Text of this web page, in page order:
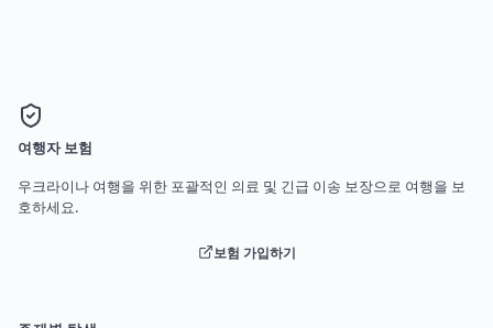
여행자 보험
우크라이나 여행을 위한 포괄적인 의료 및 긴급 이송 보장으로 여행을 보
호하세요.
보험 가입하기